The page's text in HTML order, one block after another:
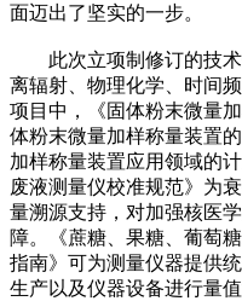
面迈出了坚实的一步。
此次立项制修订的技术
离辐射、物理化学、时间
项目中，《固体粉末微量
体粉末微量加样称量装置
加样称量装置应用领域的
废液测量仪校准规范》为
量溯源支持，对加强核医
障。《蔗糖、果糖、葡萄
指南》可为测量仪器提供
生产以及仪器设备进行量